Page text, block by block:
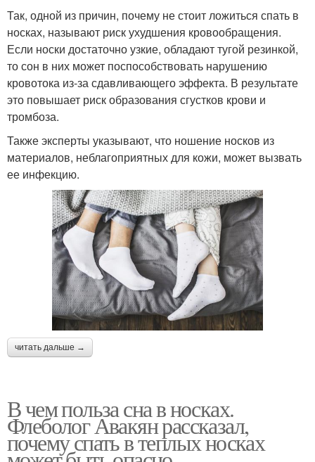
Так, одной из причин, почему не стоит ложиться спать в
носках, называют риск ухудшения кровообращения.
Если носки достаточно узкие, обладают тугой резинкой,
то сон в них может поспособствовать нарушению
кровотока из-за сдавливающего эффекта. В результате
это повышает риск образования сгустков крови и
тромбоза.
Также эксперты указывают, что ношение носков из
материалов, неблагоприятных для кожи, может вызвать
ее инфекцию.
читать дальше →
В чем польза сна в носках.
Флеболог Авакян рассказал,
почему спать в теплых носках